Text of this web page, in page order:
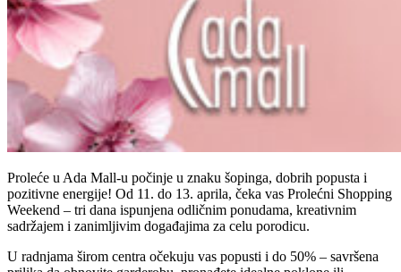
Proleće u Ada Mall-u počinje u znaku šopinga, dobrih popusta i
pozitivne energije! Od 11. do 13. aprila, čeka vas Prolećni Shopping
Weekend – tri dana ispunjena odličnim ponudama, kreativnim
sadržajem i zanimljivim događajima za celu porodicu.
U radnjama širom centra očekuju vas popusti i do 50% – savršena